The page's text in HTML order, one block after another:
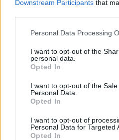
Downstream Participants that
Personal Data Processing
I want to opt-out of the
personal data.
Opted In
I want to opt-out of the
Personal Data.
Opted In
I want to opt-out of
Personal Data for Targeted
Opted In